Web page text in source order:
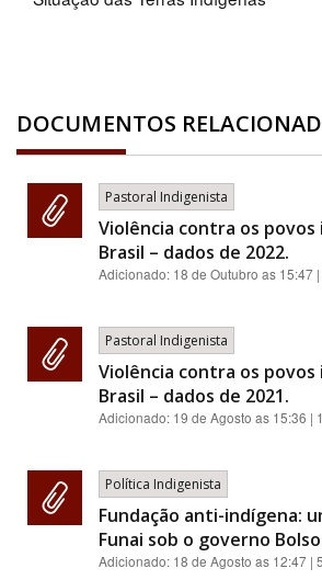
DOCUMENTOS
Pastoral Indigenista
Violência contra os povos
Brasil – dados de 2022.
Adicionado: 18 de Outubro as 15:47
Pastoral Indigenista
Violência contra os povos
Brasil – dados de 2021.
Adicionado: 19 de Agosto as 15:36 |
Política Indigenista
Fundação anti-indígena:
Funai sob o governo
Adicionado: 18 de Agosto as 12:47 |